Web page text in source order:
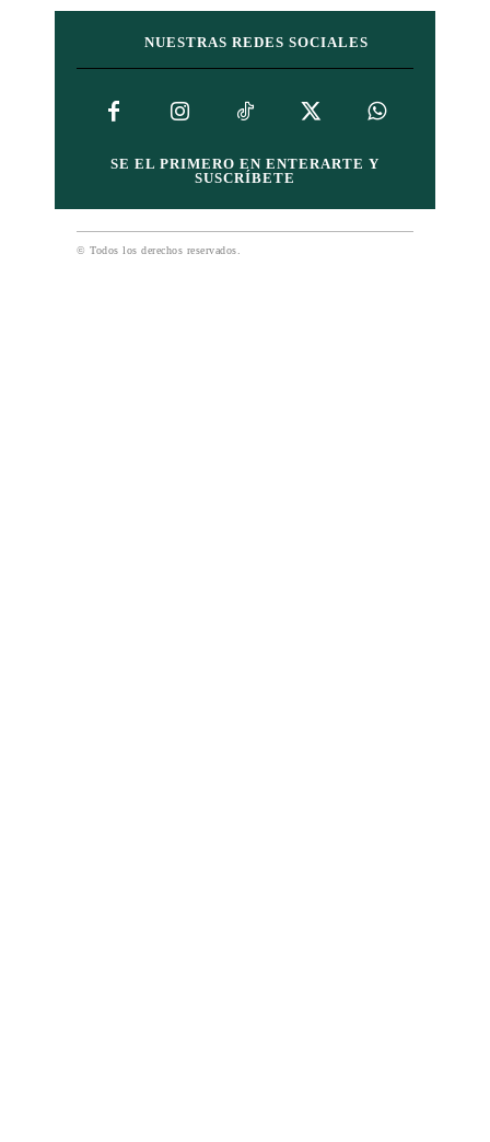
NUESTRAS REDES SOCIALES
SE EL PRIMERO EN ENTERARTE Y
SUSCRÍBETE
© Todos los derechos reservados.